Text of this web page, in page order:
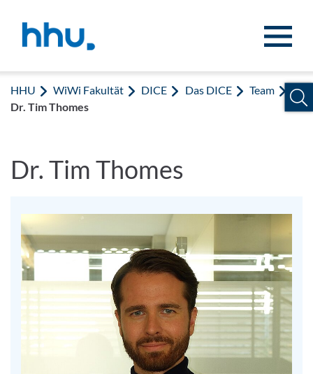
HHU WiWi Fakultät DICE Das DICE
Team
Dr. Tim Thomes
Dr. Tim Thomes